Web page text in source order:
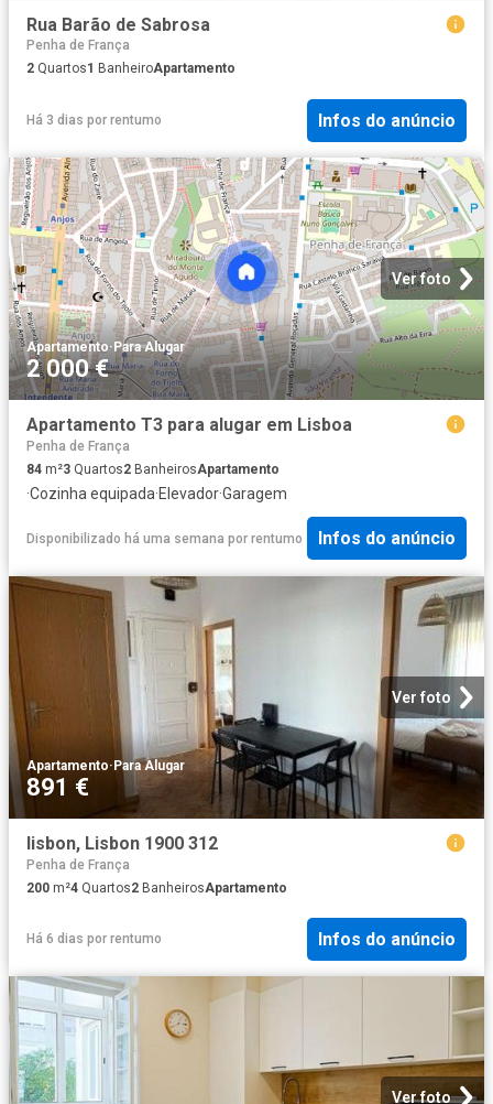
Rua Barão de Sabrosa
Penha de França
2 Quartos1 BanheiroApartamento
Há 3 dias por rentumo Infos do anúncio
Ver foto
Apartamento· Para Alugar
2 000 €
Apartamento T3 para alugar em Lisboa
Penha de França
84 m²3 Quartos2 BanheirosApartamento
·Cozinha equipada·Elevador·Garagem
Disponibilizado há uma semana por rentumo Infos do anúncio
Ver foto
Apartamento·Para Alugar
891 €
lisbon, Lisbon 1900 312
Penha de França
200 m²4 Quartos2 BanheirosApartamento
Há 6 dias por rentumo Infos do anúncio
Ver foto